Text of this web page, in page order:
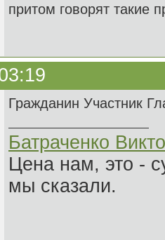
притом говорят такие
Гражданин Участник
Батраченко
Цена нам, это -
мы сказали.